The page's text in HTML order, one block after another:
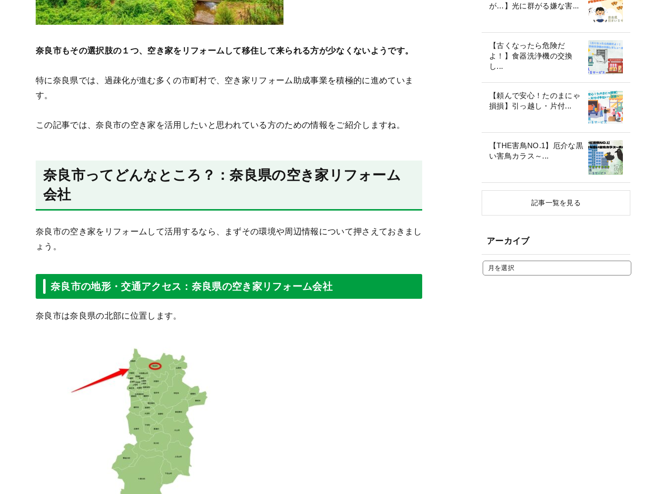
奈良市もその選択肢の１つ、空き家をリフォームして移住して来られる方が少なくないようです。
特に奈良県では、過疎化が進む多くの市町村で、空き家リフォーム助成事業を積極的に進めていま
す。
この記事では、奈良市の空き家を活用したいと思われている方のための情報をご紹介しますね。
奈良市ってどんなところ？：奈良県の空き家リフォーム
会社
奈良市の空き家をリフォームして活用するなら、まずその環境や周辺情報について押さえておきまし
ょう。
奈良市の地形・交通アクセス：奈良県の空き家リフォーム会社
奈良市は奈良県の北部に位置します。
が…】光に群がる嫌な害...
【古くなったら危険だ
よ！】食器洗浄機の交換
し...
【頼んで安心！たのまにゃ
損損】引っ越し・片付...
【THE害鳥NO.1】厄介な黒
い害鳥カラス～...
記事一覧を見る
アーカイブ